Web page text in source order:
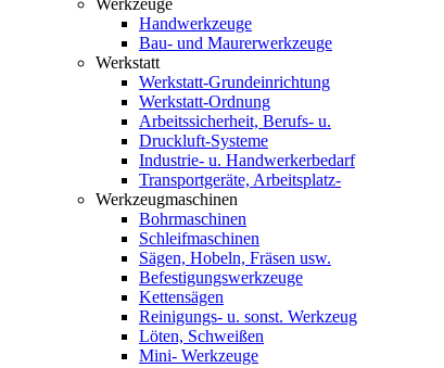
Werkzeuge
Handwerkzeuge
Bau- und Maurerwerkzeuge
Werkstatt
Werkstatt-Grundeinrichtung
Werkstatt-Ordnung
Arbeitssicherheit, Berufs- u.
Druckluft-Systeme
Industrie- u. Handwerkerbedarf
Transportgeräte, Arbeitsplatz-
Werkzeugmaschinen
Bohrmaschinen
Schleifmaschinen
Sägen, Hobeln, Fräsen usw.
Befestigungswerkzeuge
Kettensägen
Reinigungs- u. sonst. Werkzeug
Löten, Schweißen
Mini- Werkzeuge